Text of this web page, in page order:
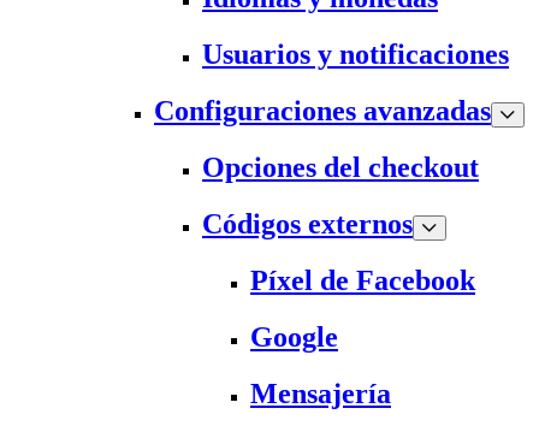
Usuarios y notificaciones
Configuraciones avanzadas
Opciones del checkout
Códigos externos
Píxel de Facebook
Google
Mensajería